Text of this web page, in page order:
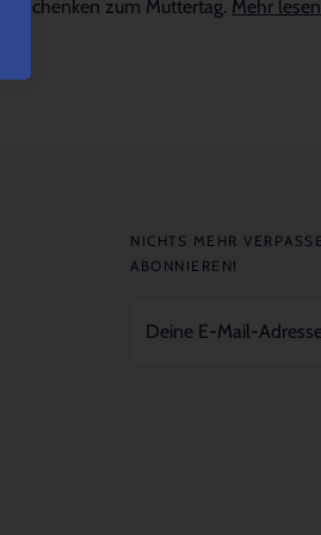
Geschenken zum Muttertag. Mehr lesen
NICHTS MEHR
ABONNIEREN!